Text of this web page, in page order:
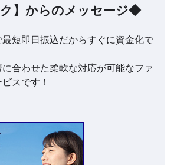
】からのメッセージ◆
短即日振込だからすぐに資金化で
合わせた柔軟な対応が可能なファ
スです！